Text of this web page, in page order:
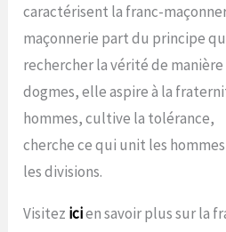
caractérisent la franc-
maçonnerie part du principe
rechercher la vérité de
dogmes, elle aspire à la
hommes, cultive la tolérance,
cherche ce qui unit les
les divisions.
Visitez icien savoir plus sur la